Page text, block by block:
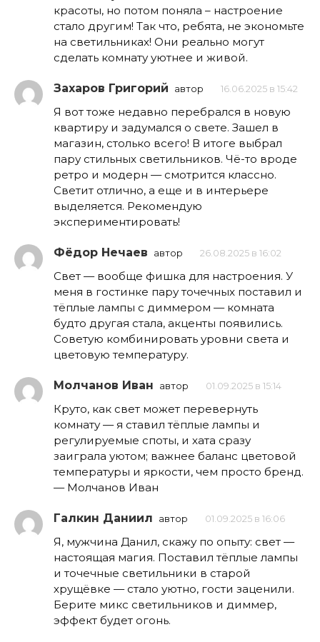
красоты, но потом поняла – настроение
стало другим! Так что, ребята, не экономьте
на светильниках! Они реально могут
сделать комнату уютнее и живой.
Захаров Григорий автор 16.06.2025 в 15:42
Я вот тоже недавно перебрался в новую
квартиру и задумался о свете. Зашел в
магазин, столько всего! В итоге выбрал
пару стильных светильников. Чё-то вроде
ретро и модерн — смотрится классно.
Светит отлично, а еще и в интерьере
выделяется. Рекомендую
экспериментировать!
Фёдор Нечаев автор 26.08.2025 в 16:02
Свет — вообще фишка для настроения. У
меня в гостинке пару точечных поставил и
тёплые лампы с диммером — комната
будто другая стала, акценты появились.
Советую комбинировать уровни света и
цветовую температуру.
Молчанов Иван автор 01.09.2025 в 15:14
Круто, как свет может перевернуть
комнату — я ставил тёплые лампы и
регулируемые споты, и хата сразу
заиграла уютом; важнее баланс цветовой
температуры и яркости, чем просто бренд.
— Молчанов Иван
Галкин Даниил автор 01.09.2025 в 16:06
Я, мужчина Данил, скажу по опыту: свет —
настоящая магия. Поставил тёплые лампы
и точечные светильники в старой
хрущёвке — стало уютно, гости заценили.
Берите микс светильников и диммер,
эффект будет огонь.